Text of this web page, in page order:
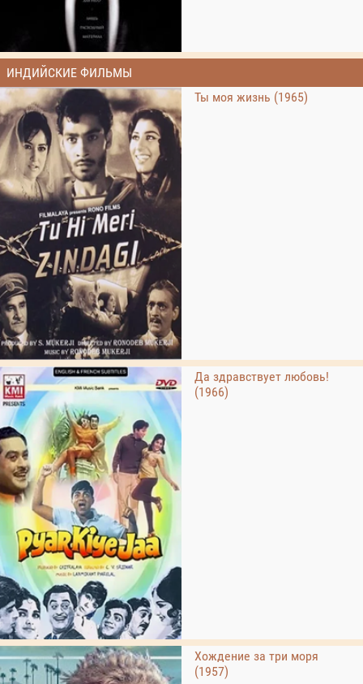
ИНДИЙСКИЕ ФИЛЬМЫ
Ты моя жизнь (1965)
Да здравствует любовь!
(1966)
Хождение за три моря
(1957)